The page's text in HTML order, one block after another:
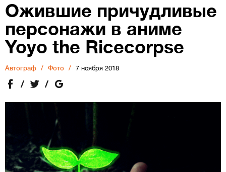
Ожившие причудливые
персонажи в аниме
Yoyo the Ricecorpse
Автограф Фото 7 ноября 2018